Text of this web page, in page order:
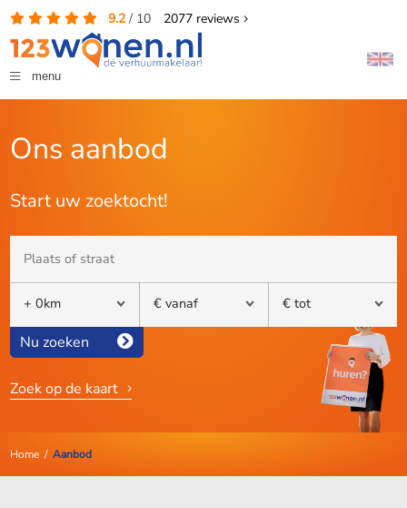
9.2/ 10 2077reviews
menu
Ons aanbod
Start uw zoektocht!
Nu zoeken
Zoek op de kaart
Home/ Aanbod